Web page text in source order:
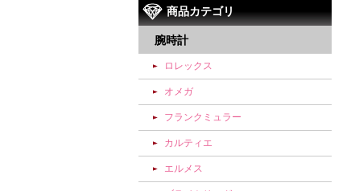
商品カテゴリ
腕時計
ロレックス
オメガ
フランクミュラー
カルティエ
エルメス